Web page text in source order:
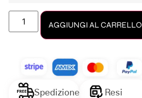
AGGIUNGI AL CARRELLO
Spedizione
Resi